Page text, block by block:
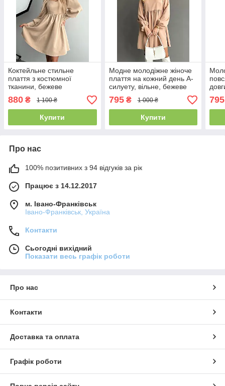
Коктейльне стильне
плаття з костюмної
тканини, бежеве
880 ₴ 1 100 ₴
Купити
Модне молодіжне жіноче
плаття на кожний день А-
силуету, вільне, бежеве
795₴ 1 000 ₴
Купити
795
Про нас
100% позитивних з 94 відгуків за рік
Працює з 14.12.2017
м. Івано-Франківськ
Івано-Франківськ, Україна
Контакти
Сьогодні вихідний
Показати весь графік роботи
Про нас
Контакти
Доставка та оплата
Графік роботи